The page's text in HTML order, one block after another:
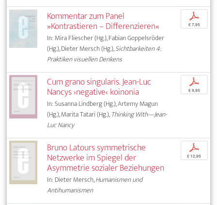
Kommentar zum Panel
»Kontrastieren – Differenzieren«
In: Mira Fliescher (Hg.), Fabian Goppelsröder
(Hg.), Dieter Mersch (Hg.),Sichtbarkeiten 4:
Praktiken visuellen Denkens
p
€ 7,95
Cum grano singularis. Jean-Luc
Nancys ›negative‹ koinonia
In: Susanna Lindberg (Hg.), Artemy Magun
(Hg.), Marita Tatari (Hg.),Thinking With—Jean-
Luc Nancy
p
€ 9,95
Bruno Latours symmetrische
Netzwerke im Spiegel der
Asymmetrie sozialer Beziehungen
In: Dieter Mersch,Humanismen und
Antihumanismen
p
€ 12,95